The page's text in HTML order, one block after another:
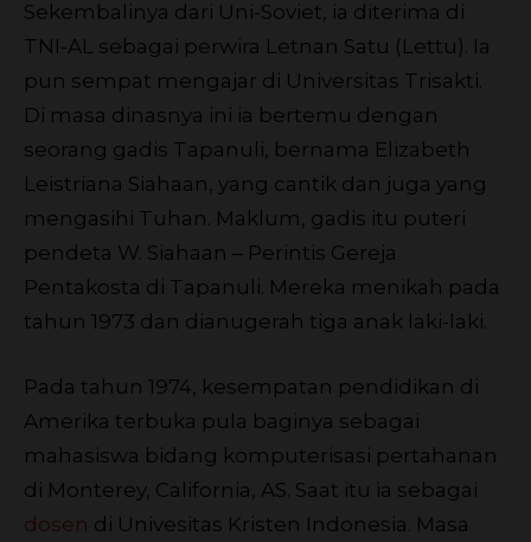
Sekembalinya dari Uni-Soviet, ia diterima di
TNI-AL sebagai perwira Letnan Satu (Lettu). Ia
pun sempat mengajar di Universitas Trisakti.
Di masa dinasnya ini ia bertemu dengan
seorang gadis Tapanuli, bernama Elizabeth
Leistriana Siahaan, yang cantik dan juga yang
mengasihi Tuhan. Maklum, gadis itu puteri
pendeta W. Siahaan – Perintis Gereja
Pentakosta di Tapanuli. Mereka menikah pada
tahun 1973 dan dianugerah tiga anak laki-laki.
Pada tahun 1974, kesempatan pendidikan di
Amerika terbuka pula baginya sebagai
mahasiswa bidang komputerisasi pertahanan
di Monterey, California, AS. Saat itu ia sebagai
dosen di Univesitas Kristen Indonesia. Masa